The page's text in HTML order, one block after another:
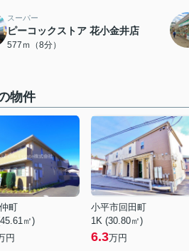
スーパー
ピーコックストア 花小金井店
577ｍ（8分）
物件
町
㎡)
円
小平市回田町
1K (30.80㎡)
6.3万円